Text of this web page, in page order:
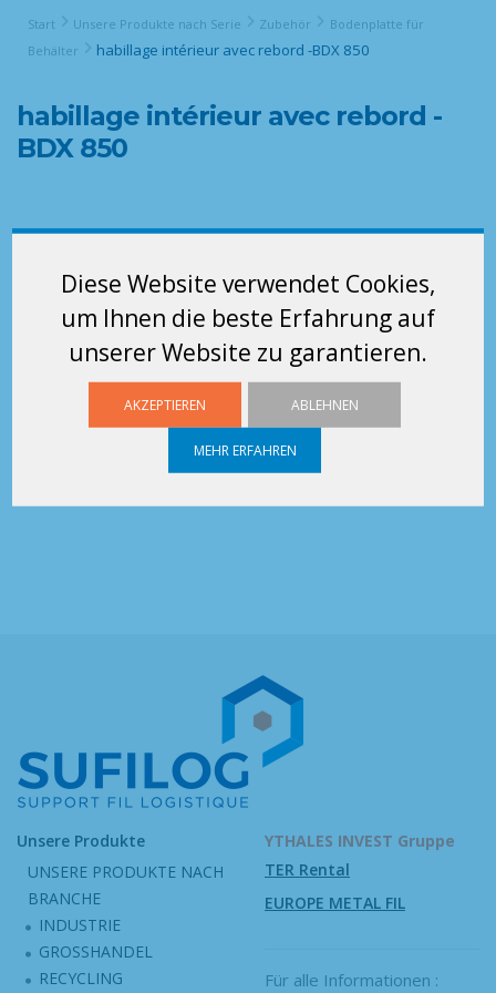
Diese Website verwendet Cookies,
um Ihnen die beste Erfahrung auf
unserer Website zu garantieren.
AKZEPTIEREN ABLEHNEN
MEHR ERFAHREN
Start Unsere Produkte nach Serie Zubehör
Bodenplatte für
Behälter
habillage intérieur avec rebord -BDX 850
habillage intérieur avec rebord -
BDX 850
Unsere Produkte
UNSERE PRODUKTE NACH
BRANCHE
INDUSTRIE
GROSSHANDEL
RECYCLING
YTHALES INVEST Gruppe
TER Rental
EUROPE METAL FIL
Für alle Informationen :